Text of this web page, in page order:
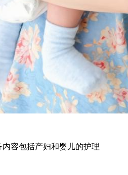
容包括产妇和婴儿的护理